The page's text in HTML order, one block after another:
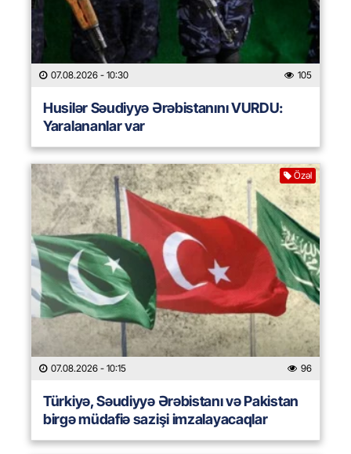
07.08.2026 - 10:30 105
Husilər Səudiyyə Ərəbistanını VURDU:
Yaralananlar var
Özəl
07.08.2026 - 10:15 96
Türkiyə, Səudiyyə Ərəbistanı və Pakistan
birgə müdafiə sazişi imzalayacaqlar